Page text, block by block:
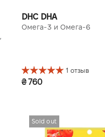
DHC DHA
Омега-3 и Омега-6
1 отзыв
₴ 760
Sold out